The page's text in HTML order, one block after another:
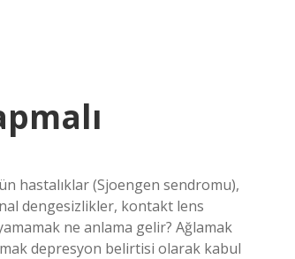
hastalıklar (Sjoengen sendromu),
dengesizlikler, kontakt lens
ne anlama gelir? Ağlamak
depresyon belirtisi olarak kabul